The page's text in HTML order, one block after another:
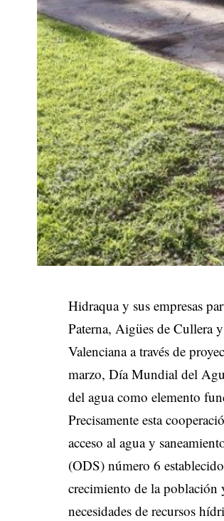
Hidraqua y sus empresas
Paterna, Aigües de Cullera
Valenciana a través de
marzo, Día Mundial del
del agua como elemento
Precisamente esta
acceso al agua y
(ODS) número 6
crecimiento de la población
necesidades de recursos